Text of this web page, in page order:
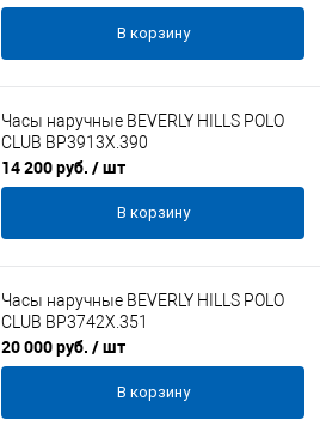
В корзину
Часы наручные BEVERLY HILLS POLO
CLUB BP3913X.390
14 200 руб. / шт
В корзину
Часы наручные BEVERLY HILLS POLO
CLUB BP3742X.351
20 000 руб. / шт
В корзину